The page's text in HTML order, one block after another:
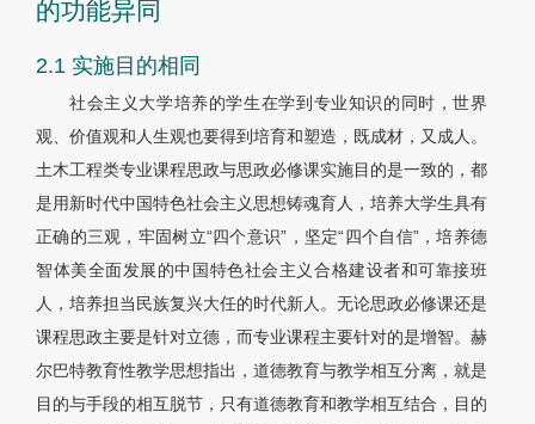
的功能异同
2.1 实施目的相同
社会主义大学培养的学生在学到专业知识的同时，世界
观、价值观和人生观也要得到培育和塑造，既成材，又成人。
土木工程类专业课程思政与思政必修课实施目的是一致的，都
是用新时代中国特色社会主义思想铸魂育人，培养大学生具有
正确的三观，牢固树立“四个意识”，坚定“四个自信”，培养德
智体美全面发展的中国特色社会主义合格建设者和可靠接班
人，培养担当民族复兴大任的时代新人。无论思政必修课还是
课程思政主要是针对立德，而专业课程主要针对的是增智。赫
尔巴特教育性教学思想指出，道德教育与教学相互分离，就是
目的与手段的相互脱节，只有道德教育和教学相互结合，目的